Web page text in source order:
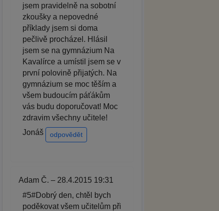
jsem pravidelně na sobotní
zkoušky a nepovedné
příklady jsem si doma
pečlivě procházel. Hlásil
jsem se na gymnázium Na
Kavalírce a umístil jsem se v
první polovině přijatých. Na
gymnázium se moc těším a
všem budoucím páťákům
vás budu doporučovat! Moc
zdravim všechny učitele!
Jonáš
odpovědět
Adam Č. – 28.4.2015 19:31
#5#Dobrý den, chtěl bych
poděkovat všem učitelům při